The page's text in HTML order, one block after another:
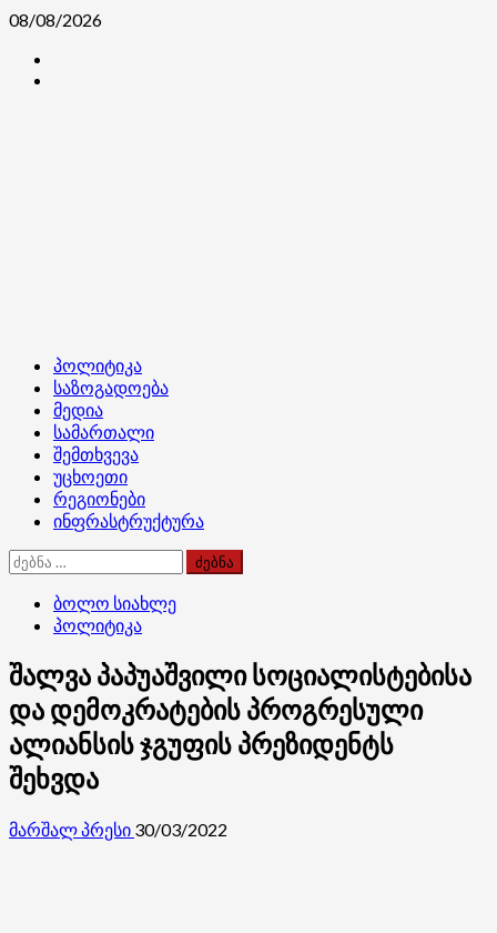
Skip
content
08/08/2026
Primary
Menu
პოლიტიკა
საზოგადოება
მედია
სამართალი
შემთხვევა
უცხოეთი
რეგიონები
ინფრასტრუქტურა
ძებნა:
ბოლო სიახლე
პოლიტიკა
შალვა პაპუაშვილი სოციალისტებისა
და დემოკრატების პროგრესული
ალიანსის ჯგუფის პრეზიდენტს
შეხვდა
მარშალ პრესი 30/03/2022